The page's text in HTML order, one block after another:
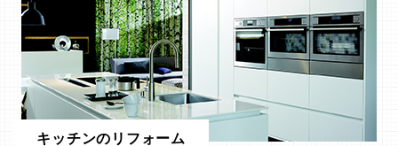
キッチンのリフォーム